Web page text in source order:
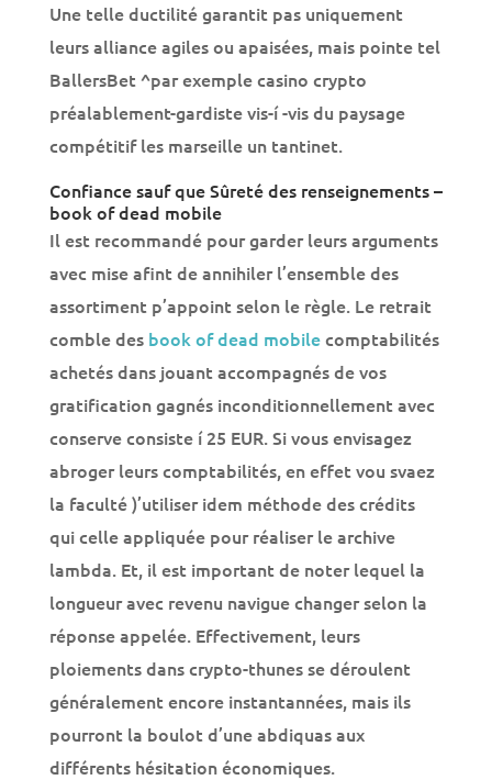
Une telle ductilité garantit pas uniquement
leurs alliance agiles ou apaisées, mais pointe tel
BallersBet ^par exemple casino crypto
préalablement-gardiste vis-í -vis du paysage
compétitif les marseille un tantinet.
Confiance sauf que Sûreté des renseignements –
book of dead mobile
Il est recommandé pour garder leurs arguments
avec mise afint de annihiler l’ensemble des
assortiment p’appoint selon le règle. Le retrait
comble des book of dead mobilecomptabilités
achetés dans jouant accompagnés de vos
gratification gagnés inconditionnellement avec
conserve consiste í 25 EUR. Si vous envisagez
abroger leurs comptabilités, en effet vou svaez
la faculté )’utiliser idem méthode des crédits
qui celle appliquée pour réaliser le archive
lambda. Et, il est important de noter lequel la
longueur avec revenu navigue changer selon la
réponse appelée. Effectivement, leurs
ploiements dans crypto-thunes se déroulent
généralement encore instantannées, mais ils
pourront la boulot d’une abdiquas aux
différents hésitation économiques.